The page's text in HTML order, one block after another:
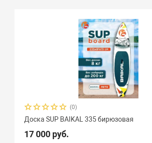
(0)
Доска SUP BAIKAL 335 бирюзовая
17 000 руб.